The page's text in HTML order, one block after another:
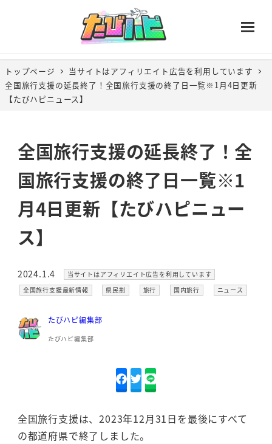
トップページ
当サイトはアフィリエイト広告を利用しています
全国旅行支援の延長終了！全国旅行支援の終了日一覧※1月4日更新
【たびハピニュース】
全国旅行支援の延長終了！全
国旅行支援の終了日一覧※1
月4日更新【たびハピニュー
ス】
投稿日
2024.1.4 カテゴリー
当サイトはアフィリエイト広告を利用しています
カテゴリー
全国旅行支援最新情報 カテゴリー
県民割 カテゴリー
旅行 カテゴリー
国内旅行 カテゴリー
ニュース
たびハピ編集部
たびハピ編集部
全国旅行支援は、2023年12月31日を最後にすべて
の都道府県で終了しました。